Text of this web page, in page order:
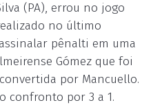
(PA), errou no jogo
no último
pênalti em uma
Gómez que foi
por Mancuello.
confronto por 3 a 1.